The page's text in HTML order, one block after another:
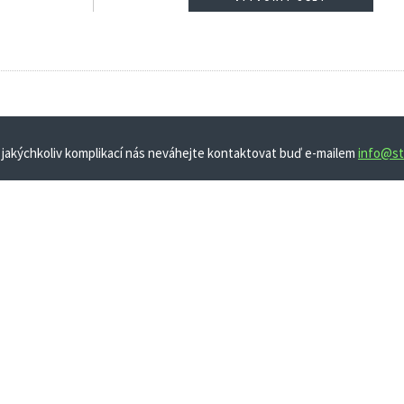
jakýchkoliv komplikací nás neváhejte kontaktovat buď e-mailem